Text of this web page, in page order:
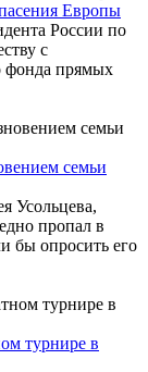
Европы
России по
с
фонда прямых
семьи
Усольцева,
пропал в
бы опросить его
турнире в